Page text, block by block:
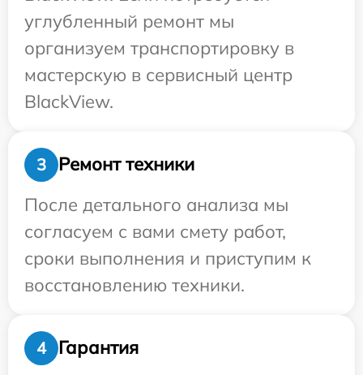
углубленный ремонт мы
организуем транспортировку в
мастерскую в сервисный центр
BlackView.
3
Ремонт техники
После детального анализа мы
согласуем с вами смету работ,
сроки выполнения и приступим к
восстановлению техники.
4
Гарантия